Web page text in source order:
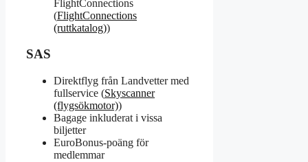
FlightConnections
(FlightConnections
(ruttkatalog))
SAS
Direktflyg från Landvetter med
fullservice (Skyscanner
(flygsökmotor))
Bagage inkluderat i vissa
biljetter
EuroBonus-poäng för
medlemmar